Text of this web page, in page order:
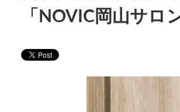
「NOVIC岡山サロ